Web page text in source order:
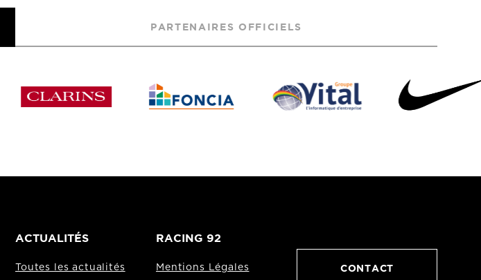
PARTENAIRES OFFICIELS
ACTUALITÉS
Toutes les actualités
RACING 92
Mentions Légales CONTACT